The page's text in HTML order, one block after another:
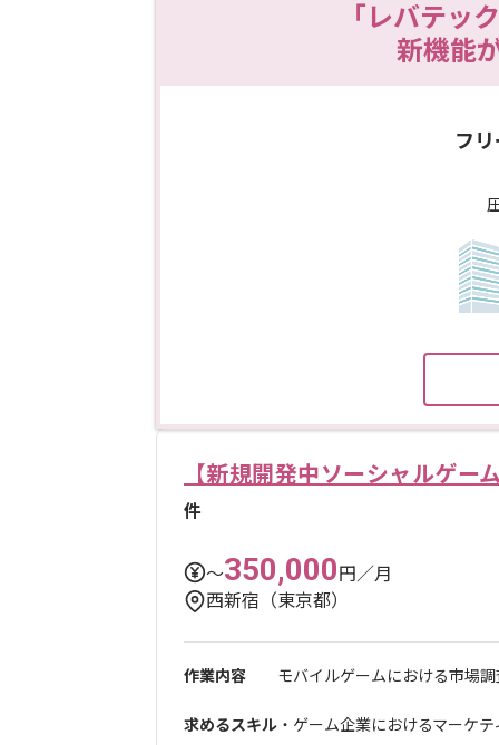
「レバテッ
新機能
フ
【新規開発中ソーシャルゲー
件
〜350,000円／月
西新宿（東京都）
作業内容 モバイルゲームにおける市場
求めるスキル ・ゲーム企業におけるマーケ